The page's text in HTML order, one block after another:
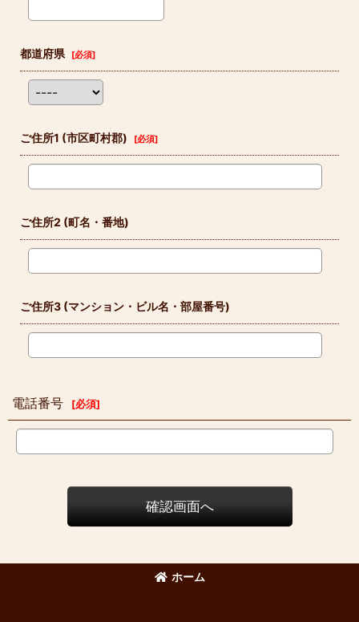
都道府県 [必須]
ご住所1 (市区町村郡) [必須]
ご住所2 (町名・番地)
ご住所3 (マンション・ビル名・部屋番号)
電話番号 [必須]
確認画面へ
ホーム